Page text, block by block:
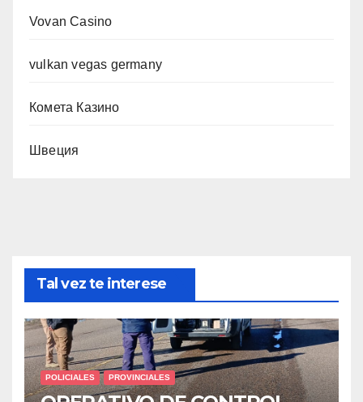
Vovan Casino
vulkan vegas germany
Комета Казино
Швеция
Tal vez te interese
POLICIALES PROVINCIALES